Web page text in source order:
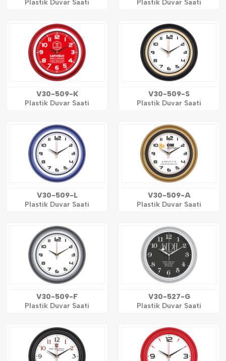
Plastik Duvar Saati Plastik Duvar Saati
V30-509-K
Plastik Duvar Saati
V30-509-S
Plastik Duvar Saati
V30-509-L
Plastik Duvar Saati
V30-509-A
Plastik Duvar Saati
V30-509-F
Plastik Duvar Saati
V30-527-G
Plastik Duvar Saati